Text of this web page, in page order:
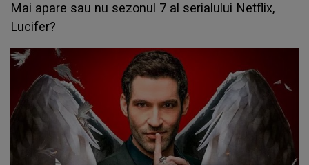
Mai apare sau nu sezonul 7 al serialului Netflix,
Lucifer?